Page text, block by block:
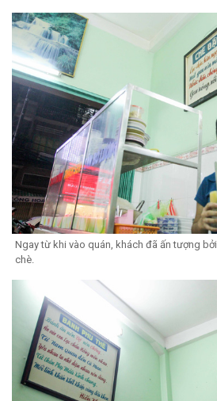
Ngay từ khi vào quán, khách đã ấn tượng
chè.